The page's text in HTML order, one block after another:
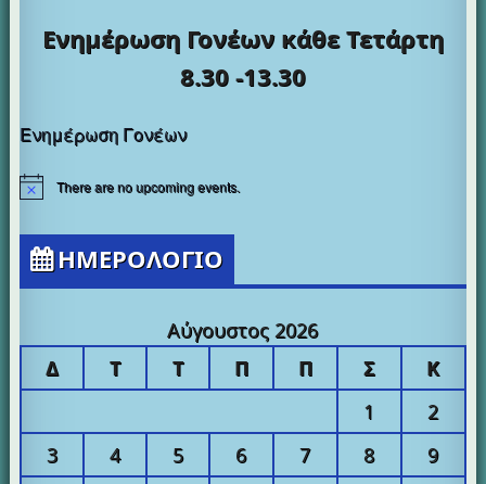
Ενημέρωση Γονέων κάθεΤετάρτη
8.30 -13.30
Ενημέρωση Γονέων
There are no upcoming events.
ΗΜΕΡΟΛΟΓΙΟ
Αύγουστος 2026
Δ
Τ Τ Π Π Σ
Κ
1
2
3
4 5 6 7 8
9